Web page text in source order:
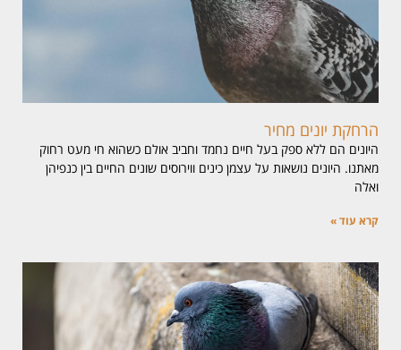
הרחקת יונים מחיר
היונים הם ללא ספק בעל חיים נחמד וחביב אולם כשהוא חי מעט רחוק
מאתנו. היונים נושאות על עצמן כינים ווירוסים שונים החיים בין כנפיהן
ואלה
קרא עוד »